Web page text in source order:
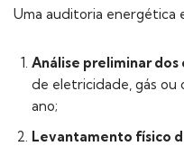
Uma auditoria energética
Análise preliminar dos
de eletricidade, gás ou
ano;
Levantamento físico